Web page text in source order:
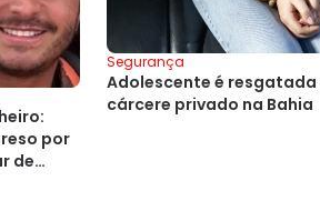
por
de
Segurança
Adolescente é resgatada
cárcere privado na Bahia